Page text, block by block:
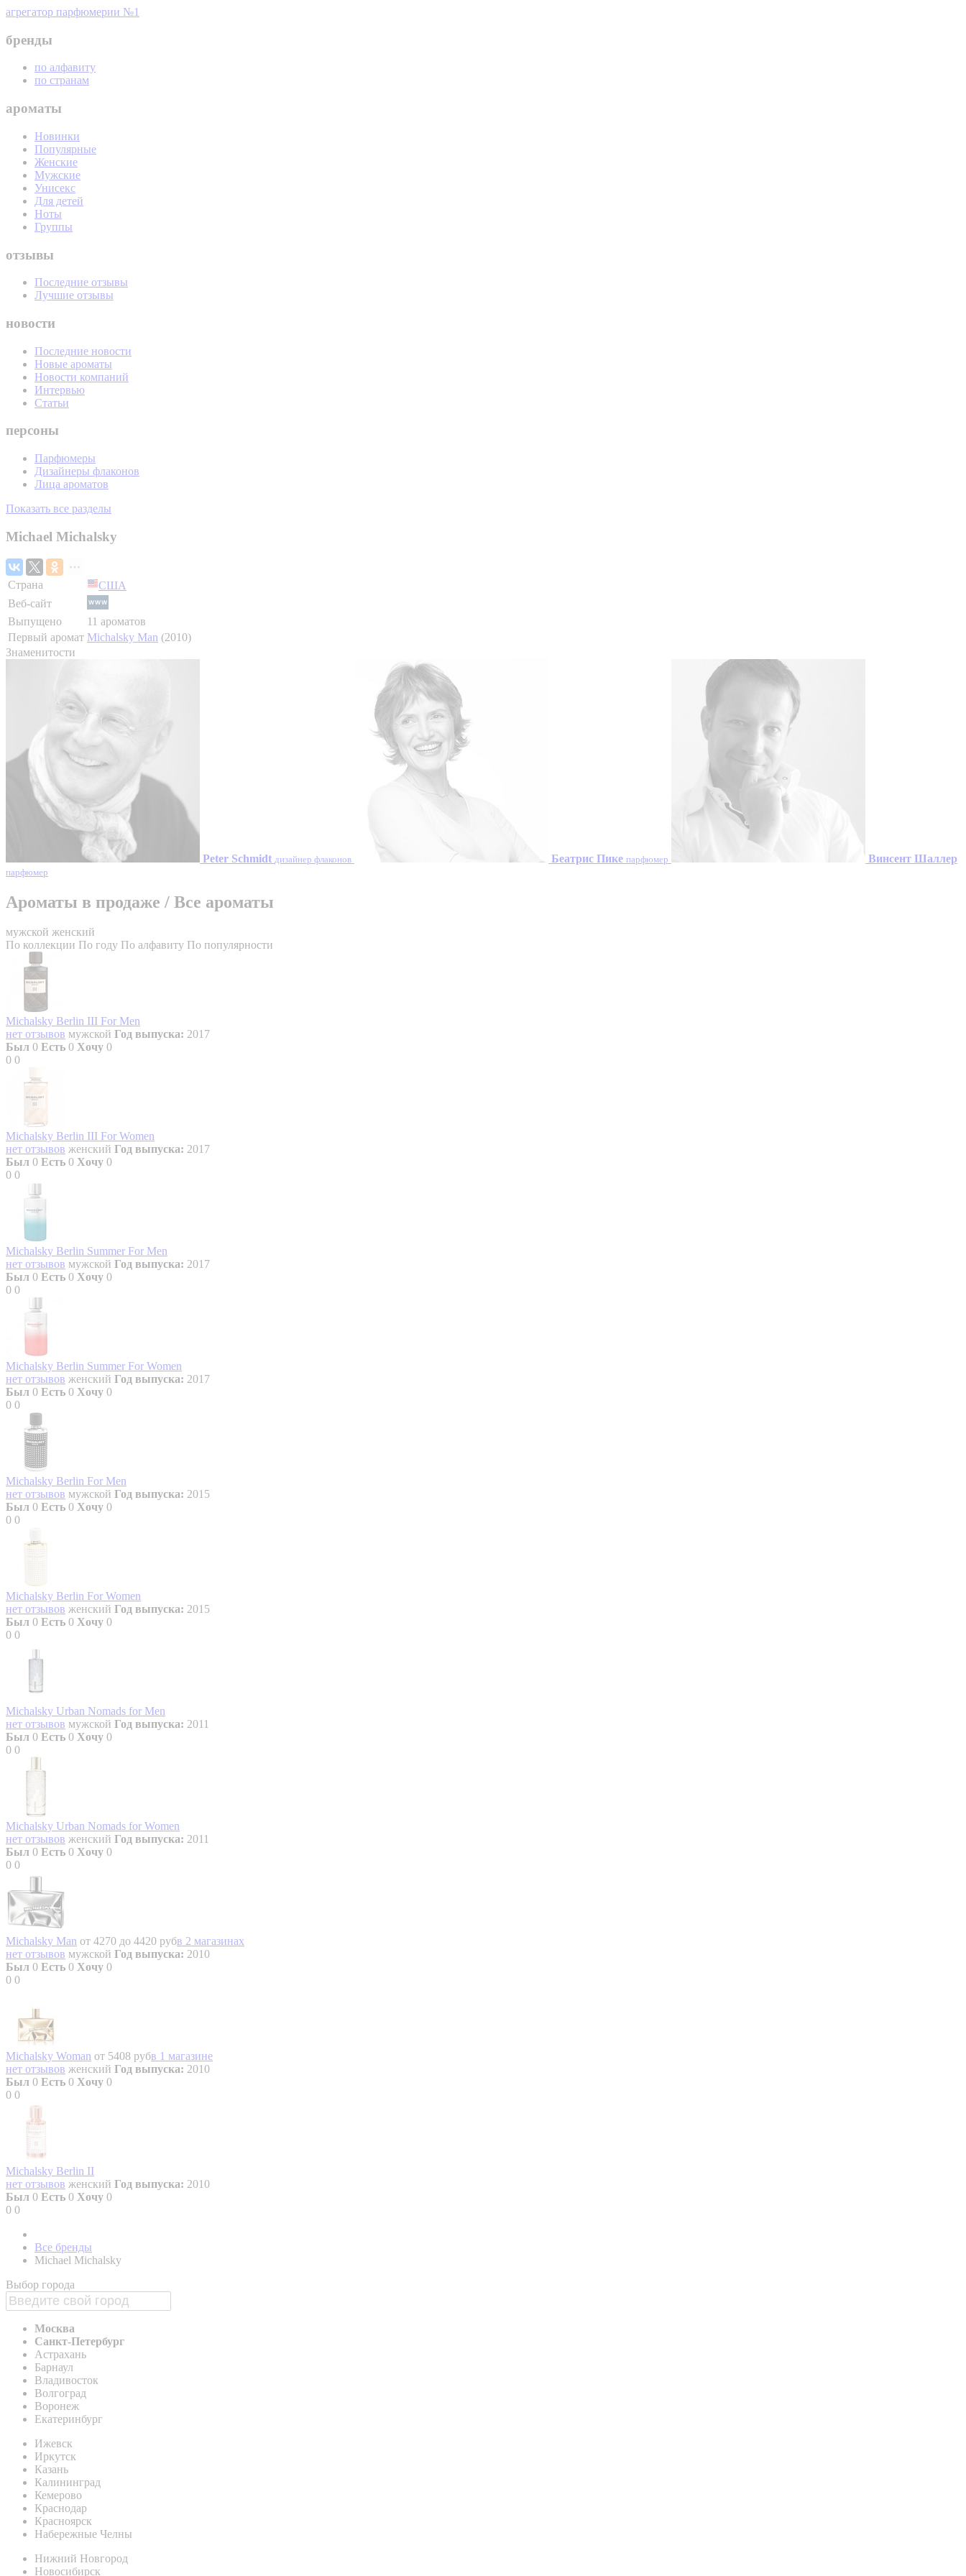
агрегатор парфюмерии №1
бренды
по алфавиту
по странам
ароматы
Новинки
Популярные
Женские
Мужские
Унисекс
Для детей
Ноты
Группы
отзывы
Последние отзывы
Лучшие отзывы
новости
Последние новости
Новые ароматы
Новости компаний
Интервью
Статьи
персоны
Парфюмеры
Дизайнеры флаконов
Лица ароматов
Показать все разделы
Michael Michalsky
Страна
США
Веб-сайт
Выпущено
11 ароматов
Первый аромат Michalsky Man (2010)
Знаменитости
Peter Schmidt дизайнер флаконов Беатрис Пике парфюмер Винсент Шаллер
парфюмер
Ароматы в продаже / Все ароматы
мужской женский
По коллекции По году По алфавиту По популярности
Michalsky Berlin III For Men
нет отзывов мужской Год выпуска: 2017
Был 0 Есть 0 Хочу 0
0 0
Michalsky Berlin III For Women
нет отзывов женский Год выпуска: 2017
Был 0 Есть 0 Хочу 0
0 0
Michalsky Berlin Summer For Men
нет отзывов мужской Год выпуска: 2017
Был 0 Есть 0 Хочу 0
0 0
Michalsky Berlin Summer For Women
нет отзывов женский Год выпуска: 2017
Был 0 Есть 0 Хочу 0
0 0
Michalsky Berlin For Men
нет отзывов мужской Год выпуска: 2015
Был 0 Есть 0 Хочу 0
0 0
Michalsky Berlin For Women
нет отзывов женский Год выпуска: 2015
Был 0 Есть 0 Хочу 0
0 0
Michalsky Urban Nomads for Men
нет отзывов мужской Год выпуска: 2011
Был 0 Есть 0 Хочу 0
0 0
Michalsky Urban Nomads for Women
нет отзывов женский Год выпуска: 2011
Был 0 Есть 0 Хочу 0
0 0
Michalsky Man от 4270 до 4420 рубв 2 магазинах
нет отзывов мужской Год выпуска: 2010
Был 0 Есть 0 Хочу 0
0 0
Michalsky Woman от 5408 рубв 1 магазине
нет отзывов женский Год выпуска: 2010
Был 0 Есть 0 Хочу 0
0 0
Michalsky Berlin II
нет отзывов женский Год выпуска: 2010
Был 0 Есть 0 Хочу 0
0 0
Все бренды
Michael Michalsky
Выбор города
Москва
Санкт-Петербург
Астрахань
Барнаул
Владивосток
Волгоград
Воронеж
Екатеринбург
Ижевск
Иркутск
Казань
Калининград
Кемерово
Краснодар
Красноярск
Набережные Челны
Нижний Новгород
Новосибирск